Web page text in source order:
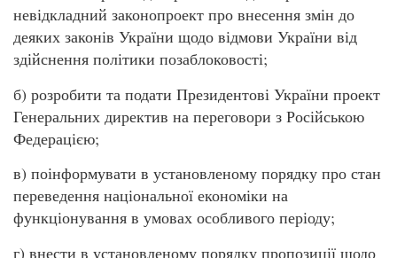
невідкладний законопроект про внесення змін до
деяких законів України щодо відмови України від
здійснення політики позаблоковості;
б) розробити та подати Президентові України проект
Генеральних директив на переговори з Російською
Федерацією;
в) поінформувати в установленому порядку про стан
переведення національної економіки на
функціонування в умовах особливого періоду;
г) внести в установленому порядку пропозиції щодо